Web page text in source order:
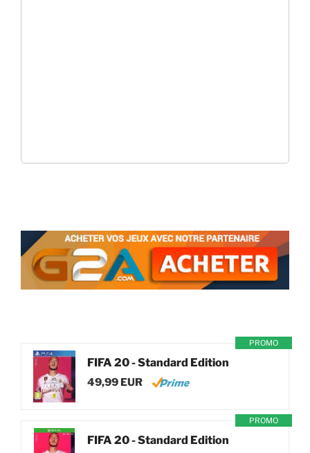
PROMO
FIFA 20 - Standard Edition
49,99 EUR
PROMO
FIFA 20 - Standard Edition